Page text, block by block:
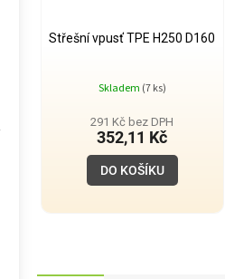
Střešní vpusť TPE H250 D160
Skladem (7 ks)
291 Kč bez DPH
352,11 Kč
DO KOŠÍKU